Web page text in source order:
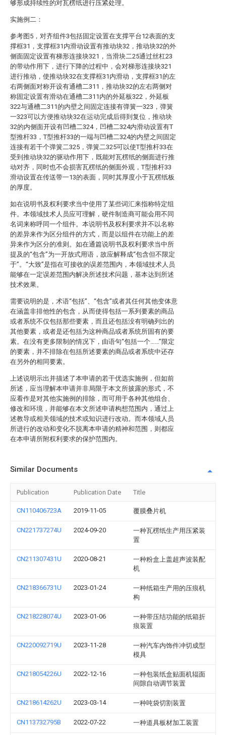
够形成持续性的对瓦楞纸进行压紧处理。
实施例二：
参考图5，对齐组件3包括固定设置在支撑平台12表面的支
撑框31，支撑框31内滑动设置有推动块32，推动块32的外
侧面固定设置有梯形连接块321，当滑块二25通过丝杠23
的带动作用下，进行下降的过程中，会对梯形连接块321
进行推动，使推动块32在支撑框31内滑动，支撑框31的左
右两侧面对称开设有通槽二311，推动块32的左右两侧对
称固定设置有滑动在通槽二311内的外延板322，外延板
322与通槽二311的内壁之间固定连接有弹簧一323，弹簧
一323可以方便推动块32在运动完成后得到复位，推动块
32的内侧面开设有凹槽二324，凹槽二324内滑动设置有T
型推杆33，T型推杆33的一端与凹槽二324的内壁之间固定
连接有若干个弹簧二325，弹簧二325可以使T型推杆33在
受到推动块32的驱动作用下，既能对瓦楞纸的侧面进行推
动对齐，同时也不会损害瓦楞纸的侧面外观，T型推杆33
滑动设置在传送带一13的表面，同时其厚度小于瓦楞纸板
的厚度。
如在说明书及权利要求当中使用了某些词汇来指称特定组
件。本领域技术人员应可理解，硬件制造商可能会用不同
名词来称呼同一个组件。本说明书及权利要求并不以名称
的差异来作为区分组件的方式，而是以组件在功能上的差
异来作为区分的准则。如在通篇说明书及权利要求当中所
提及的“包含”为一开放式用语，故应解释成“包含但不限定
于”。“大致”是指在可接收的误差范围内，本领域技术人员
能够在一定误差范围内解决所述技术问题，基本达到所述
技术效果。
需要说明的是，术语“包括”、“包含”或者其任何其他变体意
在涵盖非排他性的包含，从而使得包括一系列要素的商品
或者系统不仅包括那些要素，而且还包括没有明确列出的
其他要素，或者是还包括为这种商品或者系统所固有的要
素。在没有更多限制的情况下，由语句“包括一个……”限定
的要素，并不排除在包括所述要素的商品或者系统中还存
在另外的相同要素。
上述说明示出并描述了本申请的若干优选实施例，但如前
所述，应当理解本申请并非局限于本文所披露的形式，不
应看作是对其他实施例的排除，而可用于各种其他组合、
修改和环境，并能够在本文所述申请构想范围内，通过上
述教导或相关领域的技术或知识进行改动。而本领域人员
所进行的改动和变化不脱离本申请的精神和范围，则都应
在本申请所附权利要求的保护范围内。
Similar Documents
Publication Publication Date Title
CN110406723A 2019-11-05 覆膜叠片机
CN221737274U 2024-09-20
一种瓦楞纸生产用压紧装
置
CN211307431U 2020-08-21
一种粉盒上盖超声波装配
机
CN218366731U 2023-01-24
一种纸箱生产用的压痕机
构
CN218228074U 2023-01-06
一种带压结功能的纸箱折
痕装置
CN220092719U 2023-11-28
一种汽车内饰件冲切成型
模具
CN218054226U 2022-12-16
一种包装纸盒贴面机辊面
间隙自动调节装置
CN218614262U 2023-03-14 一种吨袋切割装置
CN113732795B 2022-07-22 一种道具板材加工装置